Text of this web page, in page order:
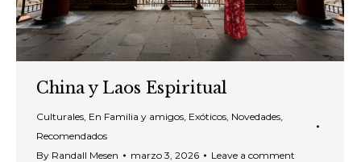
China y Laos Espiritual
Culturales En Familia y amigos Exóticos Novedades
Recomendados
By Randall Mesen marzo 3, 2026 Leave a comment